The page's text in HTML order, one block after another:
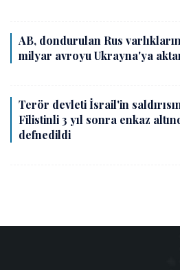
AB, dondurulan Rus
milyar avroyu Ukrayna'ya
Terör devleti İsrail'in
Filistinli 3 yıl sonra enkaz
defnedildi